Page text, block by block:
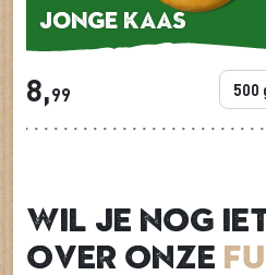
Jonge kaas
8,99
Wil je nog
over onze